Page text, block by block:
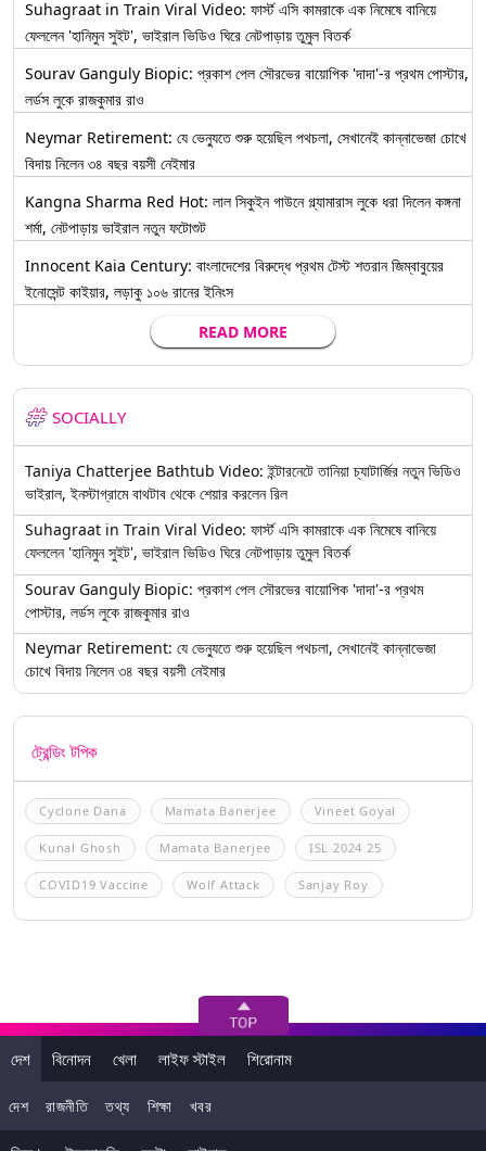
Suhagraat in Train Viral Video: ফার্স্ট এসি কামরাকে এক নিমেষে বানিয়ে
ফেললেন 'হানিমুন সুইট', ভাইরাল ভিডিও ঘিরে নেটপাড়ায় তুমুল বিতর্ক
Sourav Ganguly Biopic: প্রকাশ পেল সৌরভের বায়োপিক 'দাদা'-র প্রথম পোস্টার,
লর্ডস লুকে রাজকুমার রাও
Neymar Retirement: যে ভেন্যুতে শুরু হয়েছিল পথচলা, সেখানেই কান্নাভেজা চোখে
বিদায় নিলেন ৩৪ বছর বয়সী নেইমার
Kangna Sharma Red Hot: লাল সিকুইন গাউনে গ্ল্যামারাস লুকে ধরা দিলেন কঙ্গনা
শর্মা, নেটপাড়ায় ভাইরাল নতুন ফটোশুট
Innocent Kaia Century: বাংলাদেশের বিরুদ্ধে প্রথম টেস্ট শতরান জিম্বাবুয়ের
ইনোসেন্ট কাইয়ার, লড়াকু ১০৬ রানের ইনিংস
READ MORE
SOCIALLY
Taniya Chatterjee Bathtub Video: ইন্টারনেটে তানিয়া চ্যাটার্জির নতুন ভিডিও
ভাইরাল, ইনস্টাগ্রামে বাথটাব থেকে শেয়ার করলেন রিল
Suhagraat in Train Viral Video: ফার্স্ট এসি কামরাকে এক নিমেষে বানিয়ে
ফেললেন 'হানিমুন সুইট', ভাইরাল ভিডিও ঘিরে নেটপাড়ায় তুমুল বিতর্ক
Sourav Ganguly Biopic: প্রকাশ পেল সৌরভের বায়োপিক 'দাদা'-র প্রথম
পোস্টার, লর্ডস লুকে রাজকুমার রাও
Neymar Retirement: যে ভেন্যুতে শুরু হয়েছিল পথচলা, সেখানেই কান্নাভেজা
চোখে বিদায় নিলেন ৩৪ বছর বয়সী নেইমার
ট্রেন্ডিং টপিক
Cyclone Dana Mamata Banerjee Vineet Goyal
Kunal Ghosh Mamata Banerjee ISL 2024 25
COVID19 Vaccine Wolf Attack Sanjay Roy
দেশ বিনোদন খেলা লাইফ স্টাইল শিরোনাম
দেশ রাজনীতি তথ্য শিক্ষা খবর